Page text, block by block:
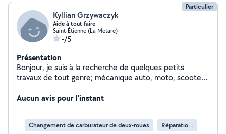
Particulier
Kyllian Grzywaczyk
Aide à tout faire
Saint-Étienne (La Metare)
-/5
Présentation
Bonjour, je suis à la recherche de quelques petits
travaux de tout genre; mécanique auto, moto, scooter,
besoins je vous proposerais mes services. Disponible sur
agréable journée.
Aucun avis pour l'instant
Changement de carburateur de deux-roues Réparation de deux-roues